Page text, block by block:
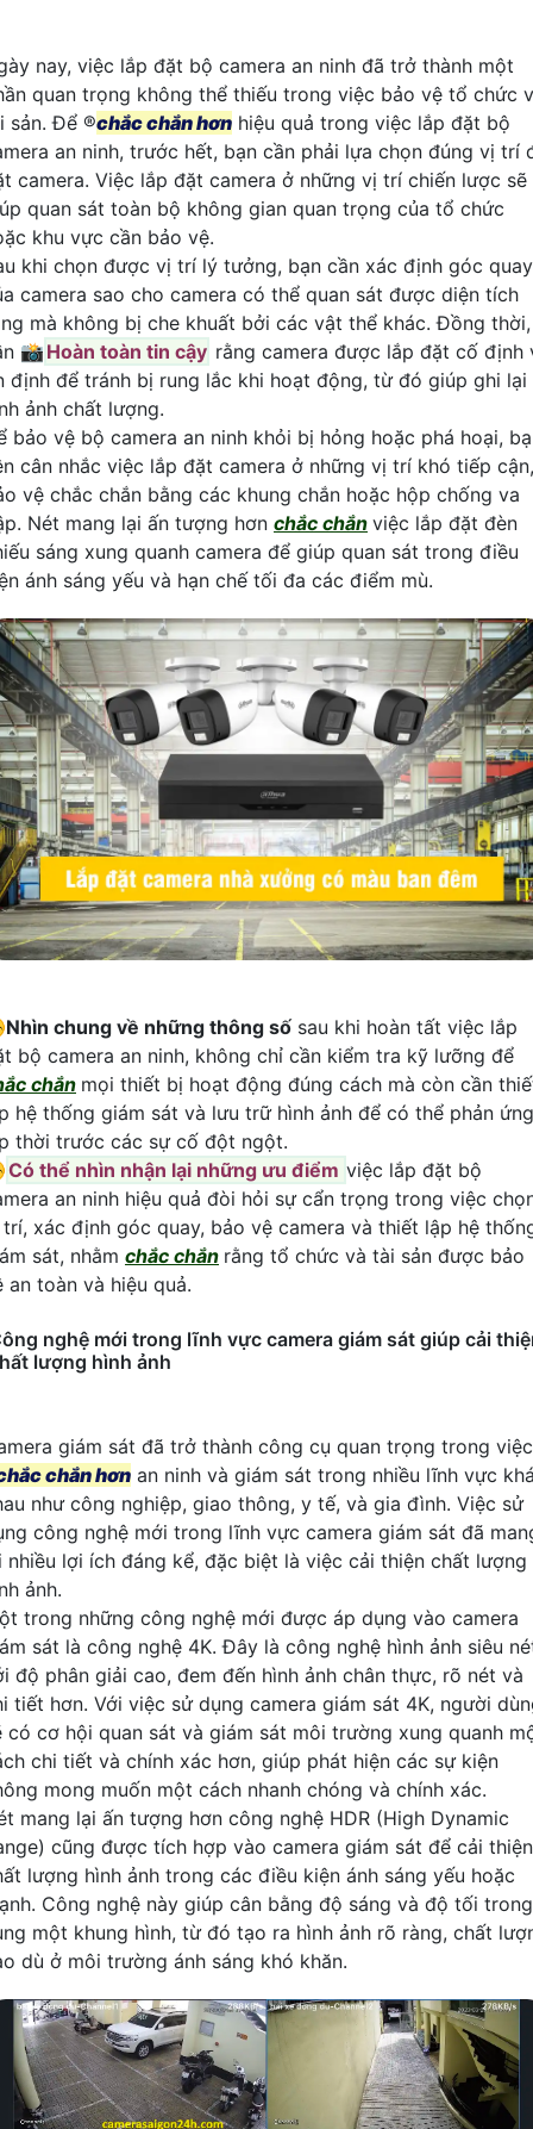
nay, việc lắp đặt bộ camera an ninh đã trở thành một
quan trọng không thể thiếu trong việc bảo vệ tổ chức
sản. Để ®️chắc chắn hơn hiệu quả trong việc lắp đặt bộ
an ninh, trước hết, bạn cần phải lựa chọn đúng vị trí
camera. Việc lắp đặt camera ở những vị trí chiến lược sẽ
quan sát toàn bộ không gian quan trọng của tổ chức
khu vực cần bảo vệ.
khi chọn được vị trí lý tưởng, bạn cần xác định góc quay
camera sao cho camera có thể quan sát được diện tích
mà không bị che khuất bởi các vật thể khác. Đồng thời,
📸 Hoàn toàn tin cậy rằng camera được lắp đặt cố định
định để tránh bị rung lắc khi hoạt động, từ đó giúp ghi lại
ảnh chất lượng.
bảo vệ bộ camera an ninh khỏi bị hỏng hoặc phá hoại,
cân nhắc việc lắp đặt camera ở những vị trí khó tiếp cận,
vệ chắc chắn bằng các khung chắn hoặc hộp chống va
Nét mang lại ấn tượng hơn chắc chắn việc lắp đặt đèn
sáng xung quanh camera để giúp quan sát trong điều
ánh sáng yếu và hạn chế tối đa các điểm mù.
Nhìn chung về những thông sốsau khi hoàn tất việc lắp
bộ camera an ninh, không chỉ cần kiểm tra kỹ lưỡng để
chắn mọi thiết bị hoạt động đúng cách mà còn cần
hệ thống giám sát và lưu trữ hình ảnh để có thể phản ứng
thời trước các sự cố đột ngột.
Có thể nhìn nhận lại những ưu điểm việc lắp đặt bộ
an ninh hiệu quả đòi hỏi sự cẩn trọng trong việc
xác định góc quay, bảo vệ camera và thiết lập hệ
sát, nhằm chắc chắn rằng tổ chức và tài sản được bảo
an toàn và hiệu quả.
nghệ mới trong lĩnh vực camera giám sát giúp cải
lượng hình ảnh
giám sát đã trở thành công cụ quan trọng trong việc
chắn hơn an ninh và giám sát trong nhiều lĩnh vực
như công nghiệp, giao thông, y tế, và gia đình. Việc sử
công nghệ mới trong lĩnh vực camera giám sát đã
nhiều lợi ích đáng kể, đặc biệt là việc cải thiện chất lượng
ảnh.
trong những công nghệ mới được áp dụng vào camera
sát là công nghệ 4K. Đây là công nghệ hình ảnh siêu
độ phân giải cao, đem đến hình ảnh chân thực, rõ nét và
tiết hơn. Với việc sử dụng camera giám sát 4K, người
có cơ hội quan sát và giám sát môi trường xung quanh
chi tiết và chính xác hơn, giúp phát hiện các sự kiện
mong muốn một cách nhanh chóng và chính xác.
mang lại ấn tượng hơn công nghệ HDR (High Dynamic
cũng được tích hợp vào camera giám sát để cải thiện
lượng hình ảnh trong các điều kiện ánh sáng yếu hoặc
Công nghệ này giúp cân bằng độ sáng và độ tối trong
một khung hình, từ đó tạo ra hình ảnh rõ ràng, chất
dù ở môi trường ánh sáng khó khăn.